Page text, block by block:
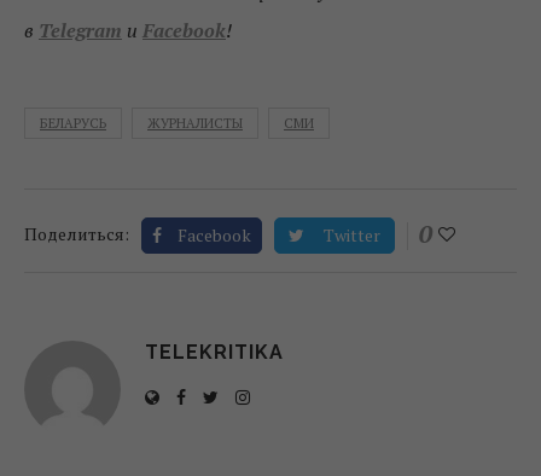
в Telegram и Facebook!
БЕЛАРУСЬ ЖУРНАЛИСТЫ СМИ
Поделиться: Facebook Twitter 0
TELEKRITIKA